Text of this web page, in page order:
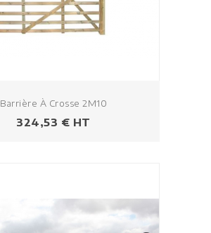
Barrière À Crosse 2M10
Prix
324,53 € HT